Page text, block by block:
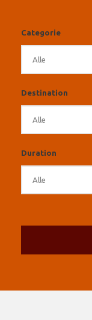
Categorie
Destination
Duration